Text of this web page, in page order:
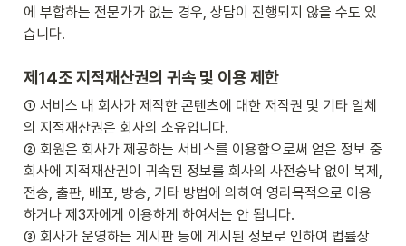
에 부합하는 전문가가 없는 경우, 상담이 진행되지 않을 수도 있
습니다.
제14조 지적재산권의 귀속 및 이용 제한
① 서비스 내 회사가 제작한 콘텐츠에 대한 저작권 및 기타 일체
의 지적재산권은 회사의 소유입니다.
② 회원은 회사가 제공하는 서비스를 이용함으로써 얻은 정보 중
회사에 지적재산권이 귀속된 정보를 회사의 사전승낙 없이 복제,
전송, 출판, 배포, 방송, 기타 방법에 의하여 영리목적으로 이용
하거나 제3자에게 이용하게 하여서는 안 됩니다.
③ 회사가 운영하는 게시판 등에 게시된 정보로 인하여 법률상